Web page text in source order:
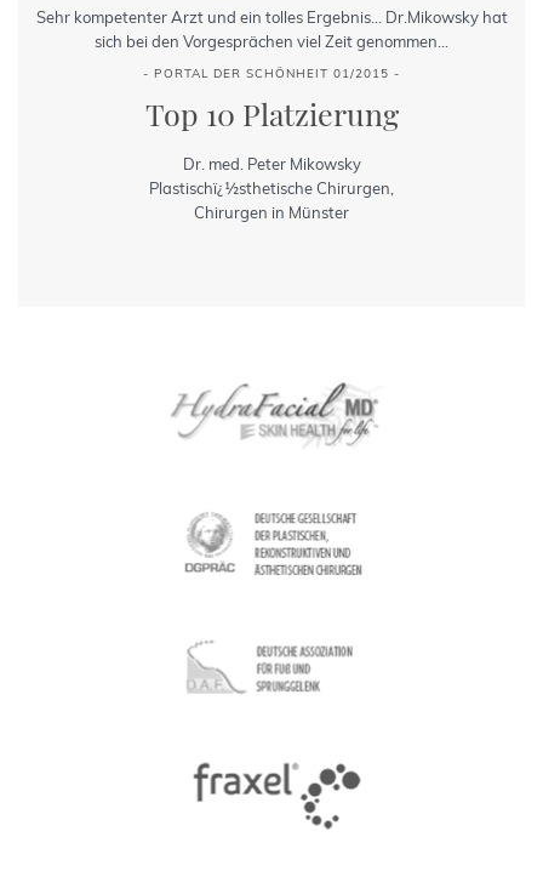
Sehr kompetenter Arzt und ein tolles Ergebnis... Dr.Mikowsky hat
sich bei den Vorgesprächen viel Zeit genommen...
- PORTAL DER SCHÖNHEIT 01/2015 -
Top 10 Platzierung
Dr. med. Peter Mikowsky
Plastischï¿½sthetische Chirurgen,
Chirurgen in Münster